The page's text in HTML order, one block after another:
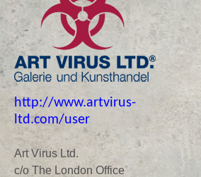
http://www.artvirus-
ltd.com/user
Art Virus Ltd.
c/o The London Office